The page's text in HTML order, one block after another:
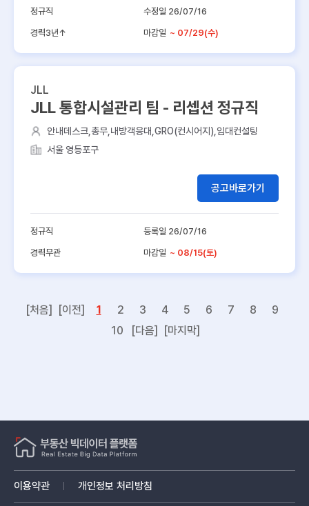
정규직 수정일 26/07/16
경력3년↑ 마감일 ~ 07/29(수)
JLL
JLL 통합시설관리 팀 - 리셉션 정규직
안내데스크,총무,내방객응대,GRO(컨시어지),임대컨설팅
서울 영등포구
공고바로가기
정규직 등록일 26/07/16
경력무관 마감일 ~ 08/15(토)
[처음] [이전] 1 2 3 4 5 6 7 8
9
10
[다음] [마지막]
이용약관 개인정보 처리방침